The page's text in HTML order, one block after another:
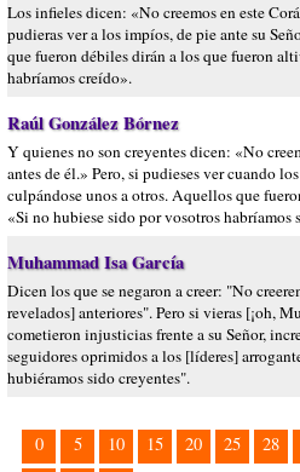
Los infieles dicen: «No creemos en este
pudieras ver a los impíos, de pie ante su
que fueron débiles dirán a los que fueron
habríamos creído».
Raúl González Bórnez
Y quienes no son creyentes dicen: «No
antes de él.» Pero, si pudieses ver cuando
culpándose unos a otros. Aquellos que
«Si no hubiese sido por vosotros habríamos
Muhammad Isa García
Dicen los que se negaron a creer: "No
revelados] anteriores". Pero si vieras [¡oh,
cometieron injusticias frente a su Señor,
seguidores oprimidos a los [líderes]
hubiéramos sido creyentes".
0 5 10 15 20 25 28